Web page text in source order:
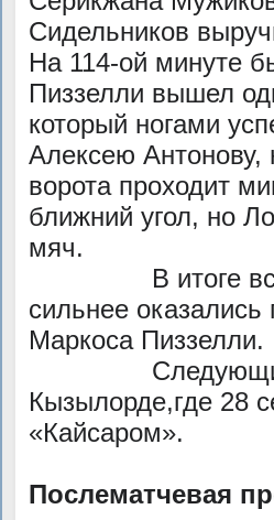
Сидельников
На 114-ой минуте
Пиззелли вышел
который ногами
Алексею Антонову,
ворота проходит
ближний угол, но
мяч.
В итоге все
сильнее
Маркоса Пиззелли.
Следующий
Кызылорде,где 28
«Кайсаром».
Послематчевая